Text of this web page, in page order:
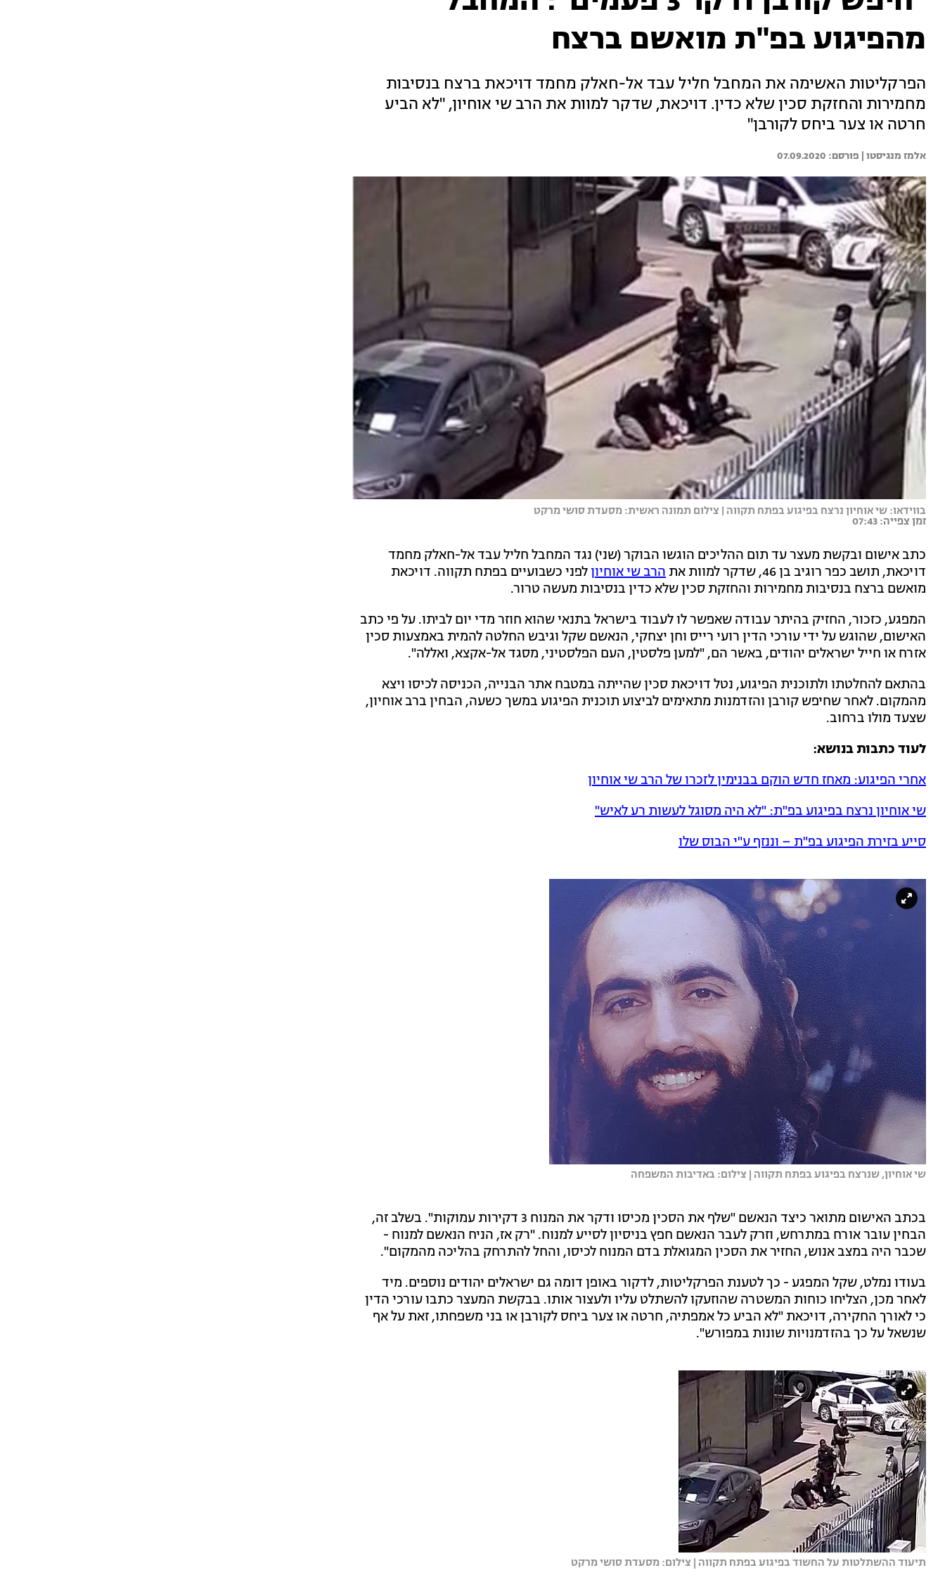
מהפיגוע בפ"ת מואשם ברצח
הפרקליטות האשימה את המחבל חליל עבד אל-חאלק מחמד דויכאת ברצח בנסיבות
מחמירות והחזקת סכין שלא כדין. דויכאת, שדקר למוות את הרב שי אוחיון, "לא הביע
חרטה או צער ביחס לקורבן"
אלמז מנגיסטו | 07.09.2020
בווידאו: שי אוחיון נרצח בפיגוע בפתח תקווה | צילום תמונה ראשית: מסעדת סושי מרקט
זמן צפייה: 07:43
כתב אישום ובקשת מעצר עד תום ההליכים הוגשו הבוקר (שני) נגד המחבל חליל עבד אל-חאלק מחמד
דויכאת, תושב כפר רוגיב בן 46, שדקר למוות את
הרב שי אוחיוןלפני כשבועיים בפתח תקווה. דויכאת
מואשם ברצח בנסיבות מחמירות והחזקת סכין שלא כדין בנסיבות מעשה טרור.
המפגע, כזכור, החזיק בהיתר עבודה שאפשר לו לעבוד בישראל בתנאי שהוא חוזר מדי יום לביתו. על פי כתב
האישום, שהוגש על ידי עורכי הדין רועי רייס וחן יצחקי, הנאשם שקל וגיבש החלטה להמית באמצעות סכין
אזרח או חייל ישראלים יהודים, באשר הם, "למען פלסטין, העם הפלסטיני, מסגד אל-אקצא, ואללה".
בהתאם להחלטתו ולתוכנית הפיגוע, נטל דויכאת סכין שהייתה במטבח אתר הבנייה, הכניסה לכיסו ויצא
מהמקום. לאחר שחיפש קורבן והזדמנות מתאימים לביצוע תוכנית הפיגוע במשך כשעה, הבחין ברב אוחיון,
שצעד מולו ברחוב.
לעוד כתבות בנושא:
אחרי הפיגוע: מאחז חדש הוקם בבנימין לזכרו של הרב שי אוחיון
שי אוחיון נרצח בפיגוע בפ"ת: "לא היה מסוגל לעשות רע לאיש"
סייע בזירת הפיגוע בפ"ת – וננזף ע"י הבוס שלו
שי אוחיון, שנרצח בפיגוע בפתח תקווה | צילום: באדיבות המשפחה
בכתב האישום מתואר כיצד הנאשם "שלף את הסכין מכיסו ודקר את המנוח 3 דקירות עמוקות". בשלב זה,
הבחין עובר אורח במתרחש, וזרק לעבר הנאשם חפץ בניסיון לסייע למנוח. "רק אז, הניח הנאשם למנוח -
שכבר היה במצב אנוש, החזיר את הסכין המגואלת בדם המנוח לכיסו, והחל להתרחק בהליכה מהמקום".
בעודו נמלט, שקל המפגע - כך לטענת הפרקליטות, לדקור באופן דומה גם ישראלים יהודים נוספים. מיד
לאחר מכן, הצליחו כוחות המשטרה שהוזעקו להשתלט עליו ולעצור אותו. בבקשת המעצר כתבו עורכי הדין
כי לאורך החקירה, דויכאת "לא הביע כל אמפתיה, חרטה או צער ביחס לקורבן או בני משפחתו, זאת על אף
שנשאל על כך בהזדמנויות שונות במפורש".
תיעוד ההשתלטות על החשוד בפיגוע בפתח תקווה | צילום: מסעדת סושי מרקט